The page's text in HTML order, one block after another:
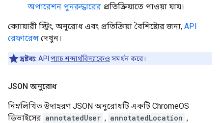
অপারেশন পুনরুদ্ধারের প্রতিক্রিয়াতে পাওয়া যায়।
ক্যোয়ারী স্ট্রিং, অনুরোধ এবং প্রতিক্রিয়া বৈশিষ্ট্যের জন্য, API
রেফারেন্স দেখুন।
দ্রষ্টব্য: API প্যাচ শব্দার্থবিদ্যাকেও সমর্থন করে।
JSON অনুরোধ
নিম্নলিখিত উদাহরণ JSON অনুরোধটি একটি ChromeOS
ডিভাইসের annotatedUser , annotatedLocation ,